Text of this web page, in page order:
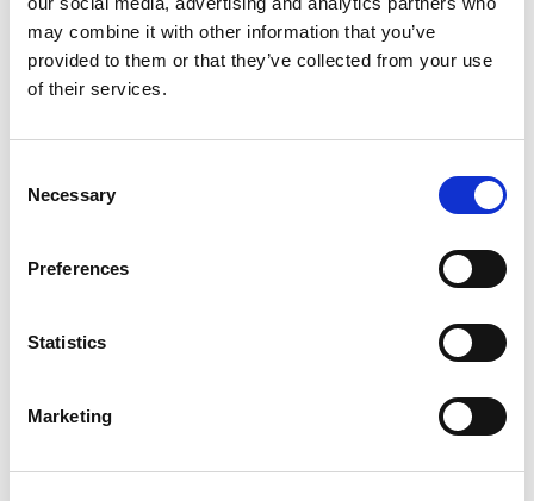
may combine it with other information that you’ve
provided to them or that they’ve collected from your use
of their services.
Selection
Necessary
Preferences
Statistics
Marketing
including environmental control packs and cold air units for a leading
Full list of capabilities can be found on our website:
Company News
Tags
Kundenmeinung,
Neuigkeiten zum Unternehmen